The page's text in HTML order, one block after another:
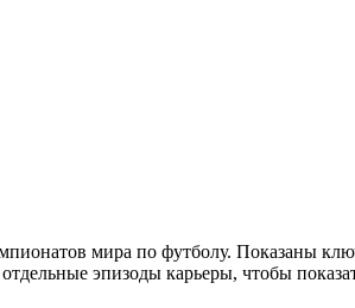
мира по футболу. Показаны
эпизоды карьеры, чтобы